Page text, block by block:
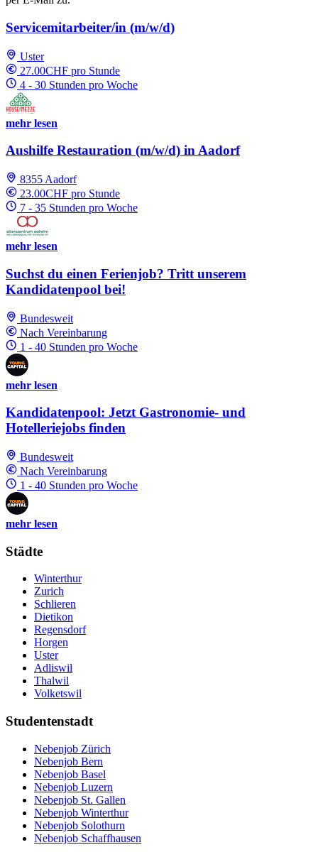
Servicemitarbeiter/in (m/w/d)
Uster
27.00CHF pro Stunde
4 - 30 Stunden pro Woche
mehr lesen
Aushilfe Restauration (m/w/d) in Aadorf
8355 Aadorf
23.00CHF pro Stunde
7 - 35 Stunden pro Woche
mehr lesen
Suchst du einen Ferienjob? Tritt unserem
Kandidatenpool bei!
Bundesweit
Nach Vereinbarung
1 - 40 Stunden pro Woche
mehr lesen
Kandidatenpool: Jetzt Gastronomie- und
Hotelleriejobs finden
Bundesweit
Nach Vereinbarung
1 - 40 Stunden pro Woche
mehr lesen
Städte
Winterthur
Zurich
Schlieren
Dietikon
Regensdorf
Horgen
Uster
Adliswil
Thalwil
Volketswil
Studentenstadt
Nebenjob Zürich
Nebenjob Bern
Nebenjob Basel
Nebenjob Luzern
Nebenjob St. Gallen
Nebenjob Winterthur
Nebenjob Solothurn
Nebenjob Schaffhausen